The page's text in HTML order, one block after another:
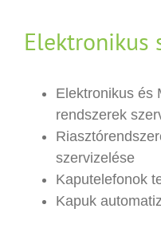
Elektronikus
Elektronikus és
rendszerek
szervizelése
Kaputelefonok
Kapuk